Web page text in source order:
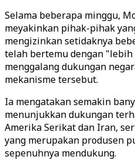
Selama beberapa minggu,
meyakinkan pihak-pihak
mengizinkan setidaknya
telah bertemu dengan
menggalang dukungan
mekanisme tersebut.
Ia mengatakan semakin
menunjukkan dukungan
Amerika Serikat dan Iran,
yang merupakan produsen
sepenuhnya mendukung.